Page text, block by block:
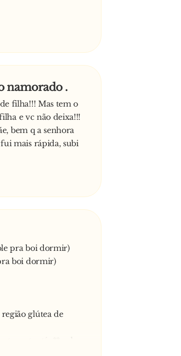
namorado .
filha!!! Mas tem o
e vc não deixa!!!
bem q a senhora
mais rápida, subi
pra boi dormir)
boi dormir)
glútea de
sustentác**... de